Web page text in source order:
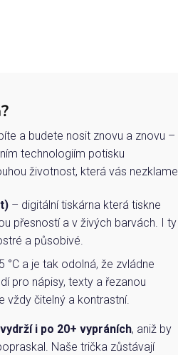
a budete nosit znovu a znovu –
technologiím potisku
životnost, která vás nezklame
– digitální tiskárna která tiskne
přesností a v živých barvách. I ty
a působivé.
°C a je tak odolná, že zvládne
pro nápisy, texty a řezanou
vždy čitelný a kontrastní.
i po 20+ vypráních, aniž by
Naše trička zůstávají